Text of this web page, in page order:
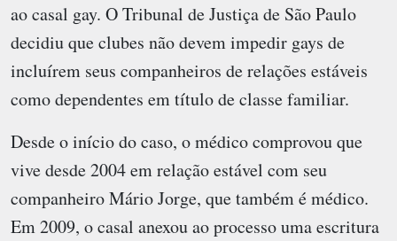
ao casal gay. O Tribunal de Justiça de São Paulo
decidiu que clubes não devem impedir gays de
incluírem seus companheiros de relações estáveis
como dependentes em título de classe familiar.
Desde o início do caso, o médico comprovou que
vive desde 2004 em relação estável com seu
companheiro Mário Jorge, que também é médico.
Em 2009, o casal anexou ao processo uma escritura